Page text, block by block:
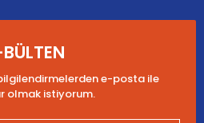
e-posta ile
olmak istiyorum.